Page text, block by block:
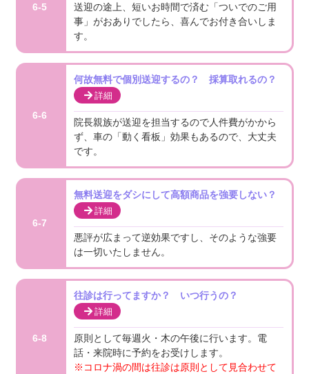
6-5
送迎の途上、短いお時間で済む「ついでのご用
事」がおありでしたら、喜んでお付き合いしま
す。
6-6
何故無料で個別送迎するの？ 採算取れるの？
詳細
院長親族が送迎を担当するので人件費がかから
ず、車の「動く看板」効果もあるので、大丈夫
です。
6-7
無料送迎をダシにして高額商品を強要しない？
詳細
悪評が広まって逆効果ですし、そのような強要
は一切いたしません。
6-8
往診は行ってますか？ いつ行うの？
詳細
原則として毎週火・木の午後に行います。電
話・来院時に予約をお受けします。
※コロナ渦の間は往診は原則として見合わせて